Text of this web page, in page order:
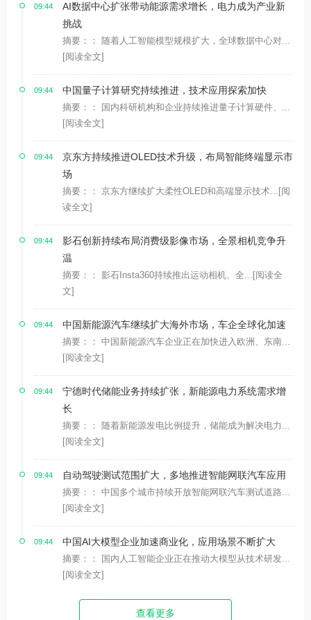
09:44
AI数据中心扩张带动能源需求增长，电力成为产业新
挑战
摘要：： 随着人工智能模型规模扩大，全球数据中心对...
[阅读全文]
09:44 中国量子计算研究持续推进，技术应用探索加快
摘要：： 国内科研机构和企业持续推进量子计算硬件、...
[阅读全文]
09:44
京东方持续推进OLED技术升级，布局智能终端显示市
场
摘要：： 京东方继续扩大柔性OLED和高端显示技术... [阅
读全文]
09:44
影石创新持续布局消费级影像市场，全景相机竞争升
温
摘要：： 影石Insta360持续推出运动相机、全... [阅读全
文]
09:44 中国新能源汽车继续扩大海外市场，车企全球化加速
摘要：： 中国新能源汽车企业正在加快进入欧洲、东南...
[阅读全文]
09:44
宁德时代储能业务持续扩张，新能源电力系统需求增
长
摘要：： 随着新能源发电比例提升，储能成为解决电力...
[阅读全文]
09:44 自动驾驶测试范围扩大，多地推进智能网联汽车应用
摘要：： 中国多个城市持续开放智能网联汽车测试道路...
[阅读全文]
09:44 中国AI大模型企业加速商业化，应用场景不断扩大
摘要：： 国内人工智能企业正在推动大模型从技术研发...
[阅读全文]
查看更多